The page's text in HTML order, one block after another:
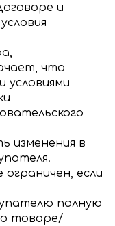
и
что
условиями
изменения в
если
полную
товаре/